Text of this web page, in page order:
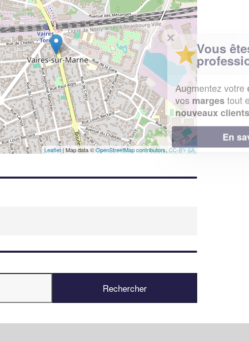
Leaflet| Map data ©OpenStreetMap contributors, CC-BY-SA
✕
Vous êtes un
professionnel ?
Augmentez votre chiffre d'affaireset
vosmargestout en gagnant de
nouveaux clients!
En savoir plus